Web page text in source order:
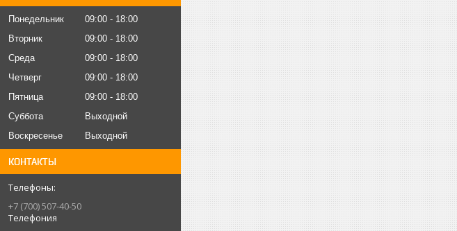
Понедельник 09:00
18:00
Вторник
09:00
18:00
Среда
09:00
18:00
Четверг
09:00
18:00
Пятница
09:00
18:00
Суббота
Выходной
Воскресенье
Выходной
КОНТАКТЫ
+7 (700) 507-40-50
Телефония